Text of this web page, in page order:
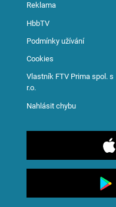
Reklama
HbbTV
Podmínky užívání
Cookies
Vlastník FTV Prima spol. s
r.o.
Nahlásit chybu